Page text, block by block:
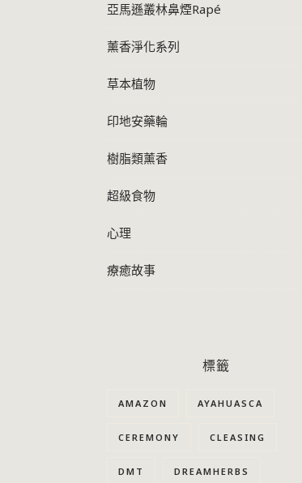
亞馬遜叢林鼻煙Rapé
薰香淨化系列
草本植物
印地安藥輪
樹脂類薰香
超級食物
心理
療癒故事
標籤
AMAZON AYAHUASCA
CEREMONY CLEASING
DMT DREAMHERBS